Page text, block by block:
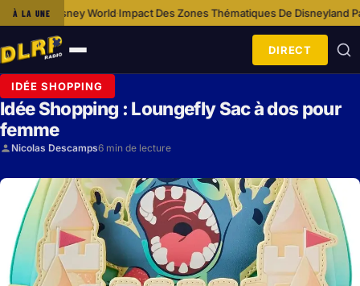
À LA UNE
Des Zones Thématiques De Disneyland Paris Sur L’expérience
Ouvrir
le
menu
DIRECT
IDÉE SHOPPING
Idée Shopping : Loungefly Sac à dos pour
femme
Nicolas Descamps6 min de lecture